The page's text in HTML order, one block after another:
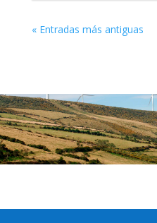
« Entradas más antiguas